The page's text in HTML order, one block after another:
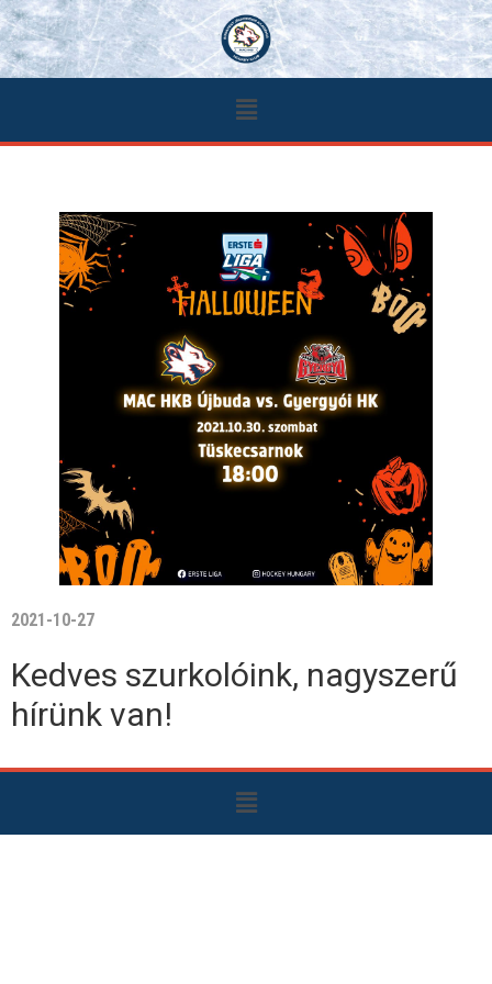
2021-10-27
Kedves szurkolóink, nagyszerű
hírünk van!